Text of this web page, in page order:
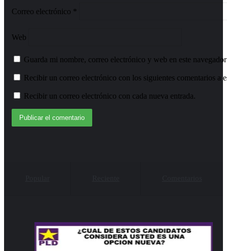
Correo electrónico *
Web
Guarda mi nombre, correo electrónico y web en este
Recibir un correo electrónico con los siguientes comentarios a
Recibir un correo electrónico con cada nueva entrada.